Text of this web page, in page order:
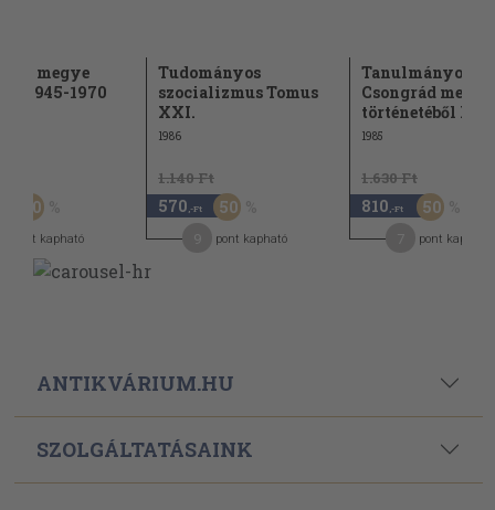
megye
1945-1970
50
pont kapható
Tudományos
szocializmus Tomus
XXI.
1986
1.140 Ft
570 ,-Ft 50
pont kapható
Tanulmányok
Csongrád megye
történetéből IX.
1985
1.630 Ft
810 ,-Ft 50
pont kapható
ANTIKVÁRIUM.HU
SZOLGÁLTATÁSAINK